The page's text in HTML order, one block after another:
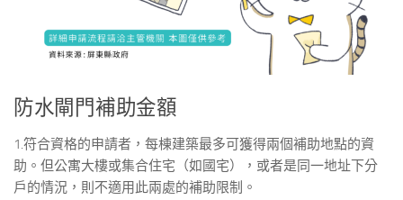
防水閘門補助金額
1.符合資格的申請者，每棟建築最多可獲得兩個補助地點的資
助。但公寓大樓或集合住宅（如國宅），或者是同一地址下分
戶的情況，則不適用此兩處的補助限制。